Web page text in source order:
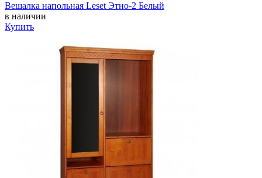
Вешалка напольная Leset Этно-2 Белый
в наличии
Купить